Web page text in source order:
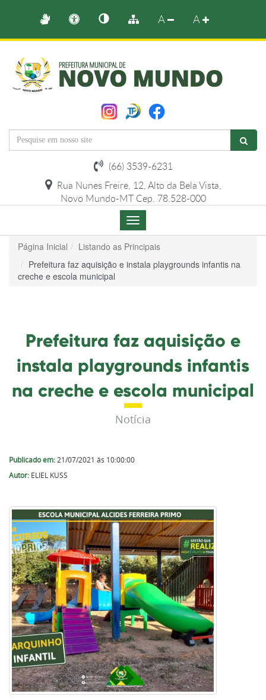
A A
(66) 3539-6231
Rua Nunes Freire, 12, Alto da Bela Vista,
Novo Mundo-MT Cep. 78.528-000
Menu
de
Navegação
Página Inicial
Listando as Principais
Prefeitura faz aquisição e instala playgrounds infantis na
creche e escola municipal
Prefeitura faz aquisição e
instala playgrounds infantis
na creche e escola municipal
Notícia
Publicado em: 21/07/2021 ás 10:00:00
Autor: ELIEL KUSS